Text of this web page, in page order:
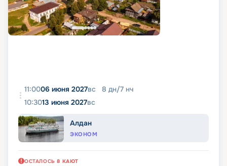
11:0006 июня 2027вс 8 дн/7 нч
10:3013 июня 2027вс
Алдан
ЭКОНОМ
ОСТАЛОСЬ 8 КАЮТ